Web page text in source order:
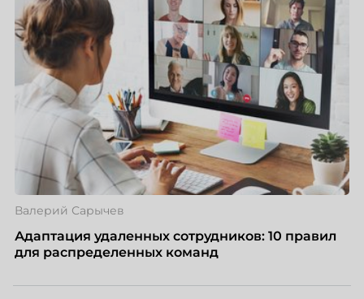
Валерий Сарычев
Адаптация удаленных сотрудников: 10 правил
для распределенных команд